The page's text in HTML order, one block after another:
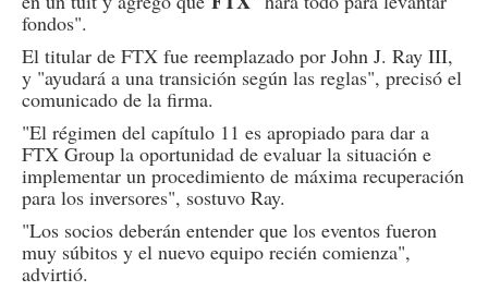
fondos".
El titular de FTX fue reemplazado por John J. Ray III,
y "ayudará a una transición según las reglas", precisó el
comunicado de la firma.
"El régimen del capítulo 11 es apropiado para dar a
FTX Group la oportunidad de evaluar la situación e
implementar un procedimiento de máxima recuperación
para los inversores", sostuvo Ray.
"Los socios deberán entender que los eventos fueron
muy súbitos y el nuevo equipo recién comienza",
advirtió.